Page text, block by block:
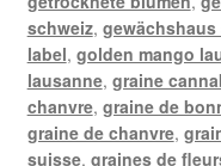
schweiz, gewächshaus
label, golden mango
lausanne, graine
chanvre, graine de
graine de chanvre,
suisse, graines de